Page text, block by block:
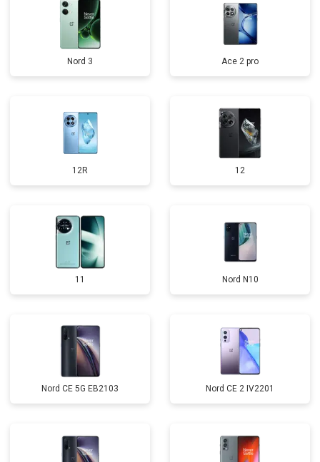
Nord 3 Ace 2 pro
12R 12
11 Nord N10
Nord CE 5G EB2103 Nord CE 2 IV2201